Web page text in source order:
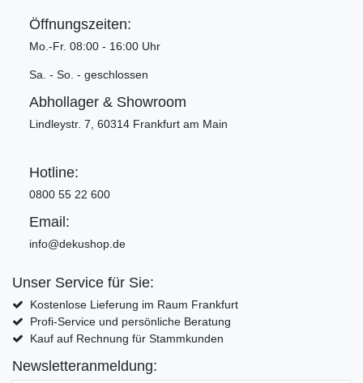
Öffnungszeiten:
Mo.-Fr. 08:00 - 16:00 Uhr
Sa. - So. - geschlossen
Abhollager & Showroom
Lindleystr. 7, 60314 Frankfurt am Main
Hotline:
0800 55 22 600
Email:
info@dekushop.de
Unser Service für Sie:
Kostenlose Lieferung im Raum Frankfurt
Profi-Service und persönliche Beratung
Kauf auf Rechnung für Stammkunden
Newsletteranmeldung: